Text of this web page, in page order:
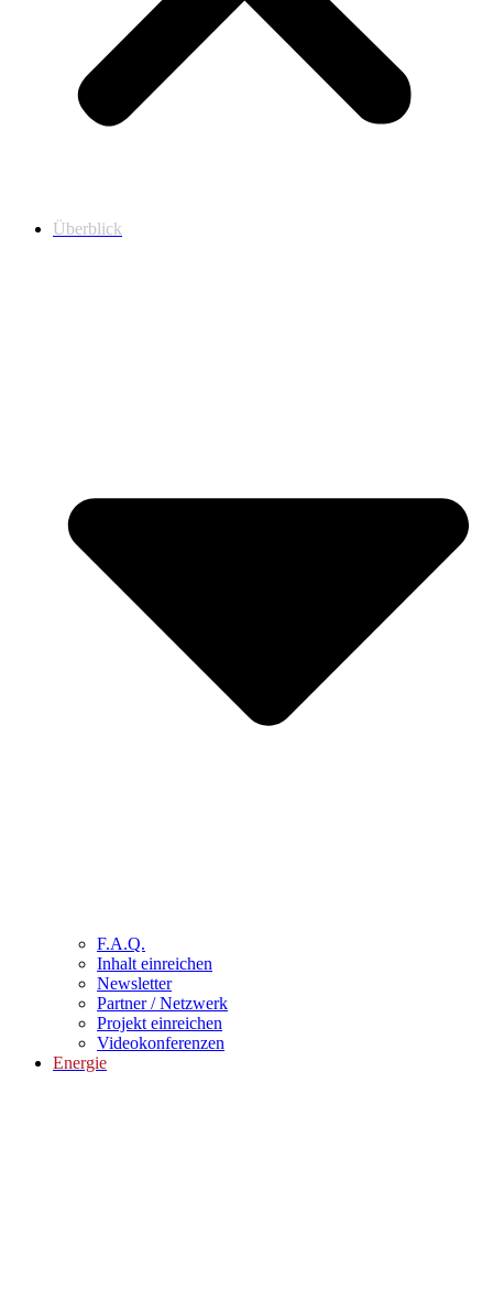
Überblick
F.A.Q.
Inhalt einreichen
Newsletter
Partner / Netzwerk
Projekt einreichen
Videokonferenzen
Energie